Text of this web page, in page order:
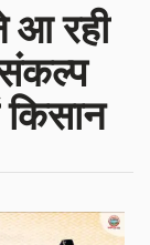
आ रही